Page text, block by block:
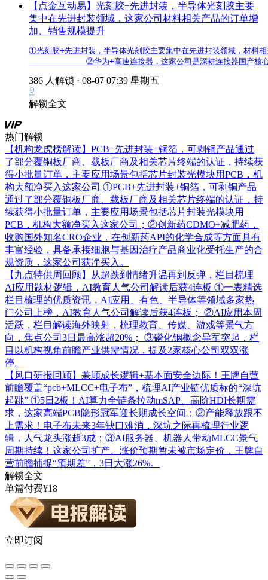
【点金互动易】光刻胶+先进封装，半导体光刻胶主要
集中在先进封装领域，这家公司材料相关产品的订单增
加、销售规模提升
①光刻胶+先进封装，半导体光刻胶主要集中在先进封装领域，材料
②华为+高速连接器，这家公司是深耕连接器国产核
386 人解锁 · 08-07 07:39 星期五
解锁全文
热门解锁
【机构龙虎榜解读】PCB+先进封装+铜箔，可剥铜产品通过
了部分覆铜板厂商、载板厂商及相关芯片终端的认证，持续获
得小批量订单，主要应用场景包括芯片封装光模块用PCB，机
构大额净买入这家公司 ①PCB+先进封装+铜箔，可剥铜产品
通过了部分覆铜板厂商、载板厂商及相关芯片终端的认证，持
续获得小批量订单，主要应用场景包括芯片封装光模块用
PCB，机构大额净买入这家公司；②创新药CDMO+减肥药，
收购国外知名CRO企业，在创新药API的化学合成等方面具有
丰富经验，具备承接细胞与基因治疗产品商业化受托生产的合
规资质，这家公司获净买入。
【九点特供周回顾】从超跌到情绪升温再到反弹，栏目梳理
AI应用题材逻辑，AI教育人气公司解读后获4连板 ①一表精选
栏目梳理的优质资讯，AI应用、有色、半导体等领域多家热
门公司上榜，AI教育人气公司解读后获4连板； ②AI应用本周
活跃，栏目解读海外映射，梳理教育、传媒、游戏等景气方
向，焦点公司3日最高涨超20%； ③磷化铟概念异军突起，栏
目以机构视角前瞻产业供需情况，提及2家核心公司双双涨
停。
【风口研报回顾】兼顾成长逻辑+基本面安全边际！王牌自营
前瞻覆盖“pcb+MLCC+电子布”，梳理AI产业链优质标的“深坑
起跳” ①5日2板！AI算力全链条拉动mSAP、高阶HDI长期需
求，这家高端PCB隐形冠军迎长期成长空间；②产能释放跟不
上需求！电子布未来3年缺口难消，深坑之际再梳理行业逻
辑，人气龙头涨超3成；③AI服务器、机器人带动MLCC景气
周期持续！这家公司扩产、涨价预期暂未被市场定价，王牌自
营前瞻捕捉“预期差”，3日大涨26%。
解锁全文
单篇付费¥18
立即订阅